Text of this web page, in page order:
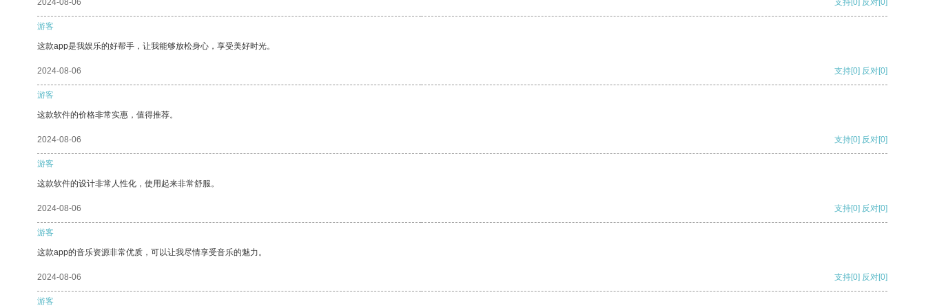
2024-08-06 支持 [0] 反对 [0]
游客
这款app是我娱乐的好帮手，让我能够放松身心，享受美好时光。
2024-08-06 支持[0] 反对[0]
游客
这款软件的价格非常实惠，值得推荐。
2024-08-06 支持[0] 反对[0]
游客
这款软件的设计非常人性化，使用起来非常舒服。
2024-08-06 支持[0] 反对[0]
游客
这款app的音乐资源非常优质，可以让我尽情享受音乐的魅力。
2024-08-06 支持[0] 反对[0]
游客